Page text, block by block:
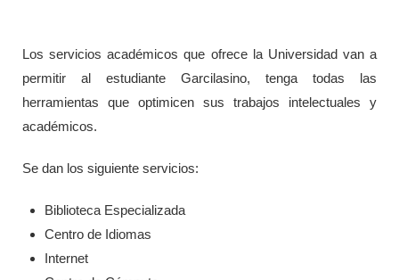
Los servicios académicos que ofrece la Universidad van a
permitir al estudiante Garcilasino, tenga todas las
herramientas que optimicen sus trabajos intelectuales y
académicos.
Se dan los siguiente servicios:
Biblioteca Especializada
Centro de Idiomas
Internet